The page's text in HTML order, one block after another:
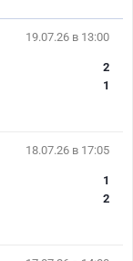
19.07.26 в 13:00
2
1
18.07.26 в 17:05
1
2